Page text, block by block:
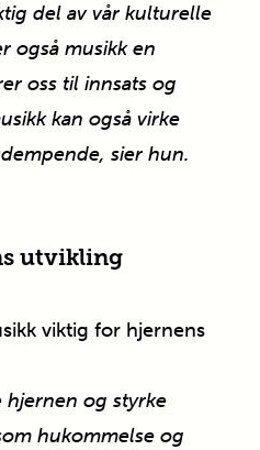
del av vår kulturelle
også musikk en
oss til innsats og
kan også virke
sier hun.
utvikling
viktig for hjernens
hjernen og styrke
hukommelse og